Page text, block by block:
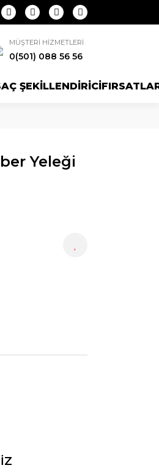
MÜŞTERİ HİZMETLERİ
0(501) 088 56 56
ŞEKİLLENDİRİCİ
Yeleği